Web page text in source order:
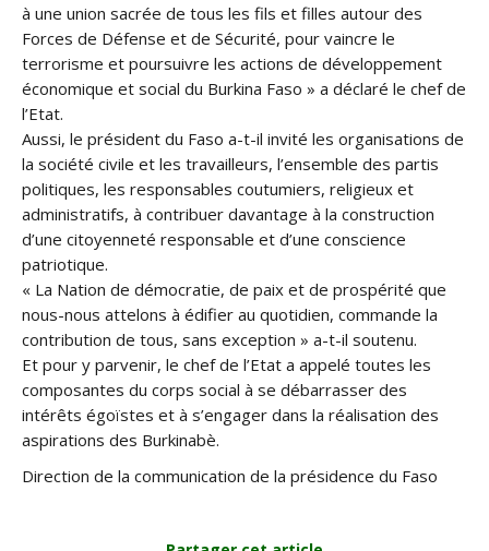
à une union sacrée de tous les fils et filles autour des
Forces de Défense et de Sécurité, pour vaincre le
terrorisme et poursuivre les actions de développement
économique et social du Burkina Faso » a déclaré le chef de
l’Etat.
Aussi, le président du Faso a-t-il invité les organisations de
la société civile et les travailleurs, l’ensemble des partis
politiques, les responsables coutumiers, religieux et
administratifs, à contribuer davantage à la construction
d’une citoyenneté responsable et d’une conscience
patriotique.
« La Nation de démocratie, de paix et de prospérité que
nous-nous attelons à édifier au quotidien, commande la
contribution de tous, sans exception » a-t-il soutenu.
Et pour y parvenir, le chef de l’Etat a appelé toutes les
composantes du corps social à se débarrasser des
intérêts égoïstes et à s’engager dans la réalisation des
aspirations des Burkinabè.
Direction de la communication de la présidence du Faso